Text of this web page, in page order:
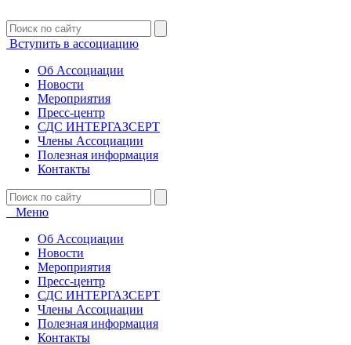
Вступить в ассоциацию
Об Ассоциации
Новости
Мероприятия
Пресс-центр
СДС ИНТЕРГАЗСЕРТ
Члены Ассоциации
Полезная информация
Контакты
Меню
Об Ассоциации
Новости
Мероприятия
Пресс-центр
СДС ИНТЕРГАЗСЕРТ
Члены Ассоциации
Полезная информация
Контакты